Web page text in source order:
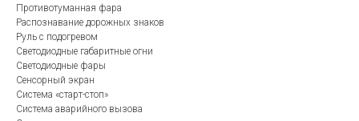
Противотуманная фара
Распознавание дорожных знаков
Руль с подогревом
Светодиодные габаритные огни
Светодиодные фары
Сенсорный экран
Система «старт-стоп»
Система аварийного вызова